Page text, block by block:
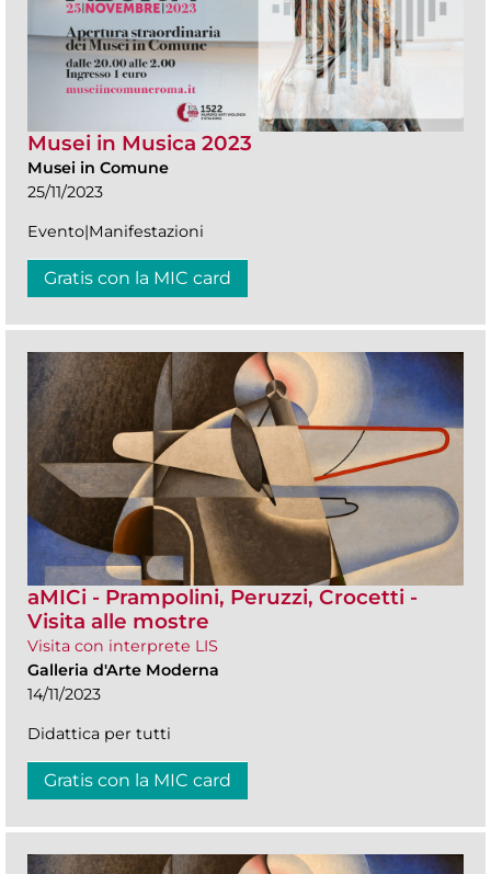
Musei in Musica 2023
Musei in Comune
25/11/2023
Evento|Manifestazioni
Gratis con la MIC card
aMICi - Prampolini, Peruzzi, Crocetti -
Visita alle mostre
Visita con interprete LIS
Galleria d'Arte Moderna
14/11/2023
Didattica per tutti
Gratis con la MIC card